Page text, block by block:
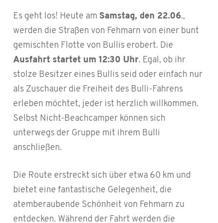
Es geht los! Heute am Samstag, den 22.06.,
werden die Straßen von Fehmarn von einer bunt
gemischten Flotte von Bullis erobert. Die
Ausfahrt startet um 12:30 Uhr. Egal, ob ihr
stolze Besitzer eines Bullis seid oder einfach nur
als Zuschauer die Freiheit des Bulli-Fahrens
erleben möchtet, jeder ist herzlich willkommen.
Selbst Nicht-Beachcamper können sich
unterwegs der Gruppe mit ihrem Bulli
anschließen.
Die Route erstreckt sich über etwa 60 km und
bietet eine fantastische Gelegenheit, die
atemberaubende Schönheit von Fehmarn zu
entdecken. Während der Fahrt werden die